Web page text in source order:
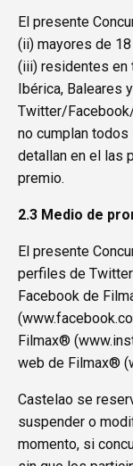
El presente
(ii) mayores de
(iii) residentes en
Ibérica, Baleares
Twitter/
no cumplan
detallan en el las
premio.
2.3 Medio de
El presente
perfiles de
Facebook de
(
Filmax® (
web de Filmax® (
Castelao se
suspender o
momento, si